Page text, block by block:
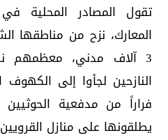
تقول المصادر المحلية
المعارك، نزح من مناطقها
3 آلاف مدني، معظمهم
النازحين لجأوا إلى
فراراً من مدفعية الحوثيين
يطلقونها على منازل